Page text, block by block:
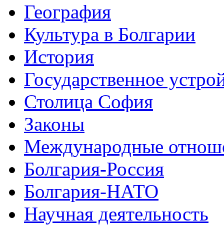
География
Культура в Болгарии
История
Государственное
Столица София
Законы
Международные
Болгария-Россия
Болгария-НАТО
Научная деятельность